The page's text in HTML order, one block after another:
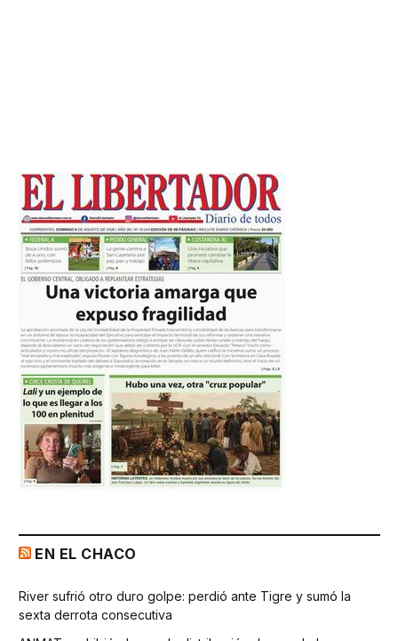
EN EL CHACO
River sufrió otro duro golpe: perdió ante Tigre y sumó la
sexta derrota consecutiva